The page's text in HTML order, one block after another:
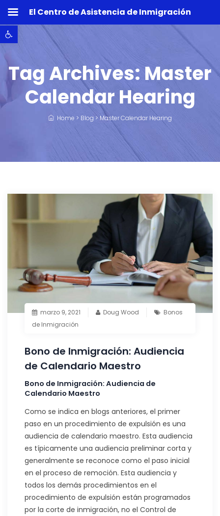
Abrir barra de herramientas
Tag Archives: Master
Calendar Hearing
Home > Blog > Master Calendar Hearing
marzo 9, 2021 Doug Wood
Bonos
de Inmigración
Bono de Inmigración: Audiencia
de Calendario Maestro
Bono de Inmigración: Audiencia de
Calendario Maestro
Como se indica en blogs anteriores, el primer
paso en un procedimiento de expulsión es una
audiencia de calendario maestro. Esta audiencia
es típicamente una audiencia preliminar corta y
generalmente se reconoce como el paso inicial
en el proceso de remoción. Esta audiencia y
todos los demás procedimientos en el
procedimiento de expulsión están programados
por la corte de inmigración, no el Control de
El Centro de Asistencia de Inmigración